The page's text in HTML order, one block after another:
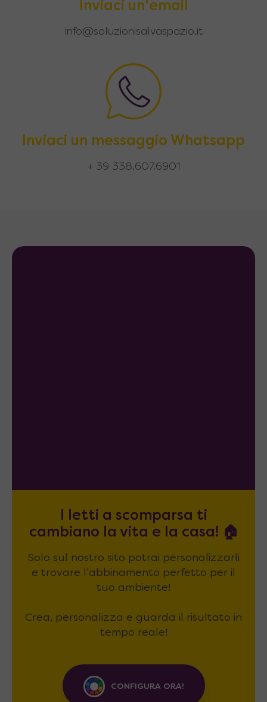
Inviaci un'email
info@soluzionisalvaspazio.it
Inviaci un messaggio Whatsapp
+ 39 338.607.6901
I letti a scomparsa ti
cambiano la vita e la casa! 🏠
Solo sul nostro sito potrai personalizzarli
e trovare l'abbinamento perfetto per il
tuo ambiente!
Crea, personalizza e guarda il risultato in
tempo reale!
CONFIGURA ORA!